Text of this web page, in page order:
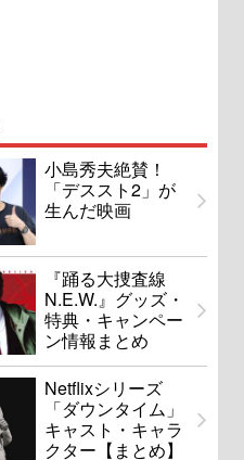
小島秀夫絶賛！
「デススト2」が
生んだ映画
『踊る大捜査線
N.E.W.』グッズ・
特典・キャンペー
ン情報まとめ
Netflixシリーズ
「ダウンタイム」
キャスト・キャラ
クター【まとめ】